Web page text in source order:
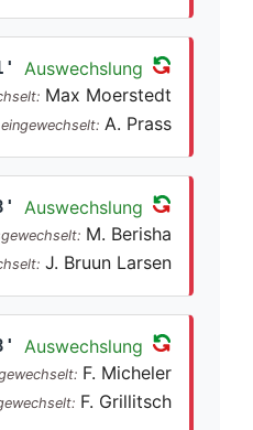
Auswechslung
Max Moerstedt
eingewechselt: A. Prass
Auswechslung
M. Berisha
J. Bruun Larsen
Auswechslung
F. Micheler
F. Grillitsch